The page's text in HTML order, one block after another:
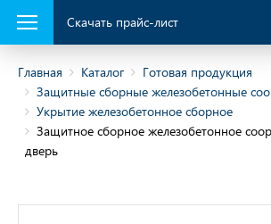
продукция
Скачать прайс-лист
Главная Каталог
Готовая продукция
Защитные сборные железобетонные
Укрытие железобетонное сборное
Защитное сборное железобетонное
дверь